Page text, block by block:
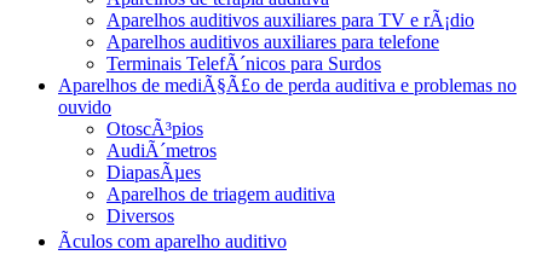
Aparelhos auditivos auxiliares para TV e rÃ¡dio
Aparelhos auditivos auxiliares para telefone
Terminais TelefÃ´nicos para Surdos
Aparelhos de mediÃ§Ã£o de perda auditiva e problemas no
ouvido
OtoscÃ³pios
AudiÃ´metros
DiapasÃµes
Aparelhos de triagem auditiva
Diversos
Ãculos com aparelho auditivo